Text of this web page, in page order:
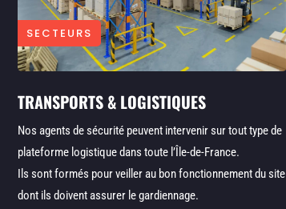
SECTEURS
TRANSPORTS & LOGISTIQUES
Nos agents de sécurité peuvent intervenir sur tout type de
plateforme logistique dans toute l’Île-de-France.
Ils sont formés pour veiller au bon fonctionnement du site
dont ils doivent assurer le gardiennage.